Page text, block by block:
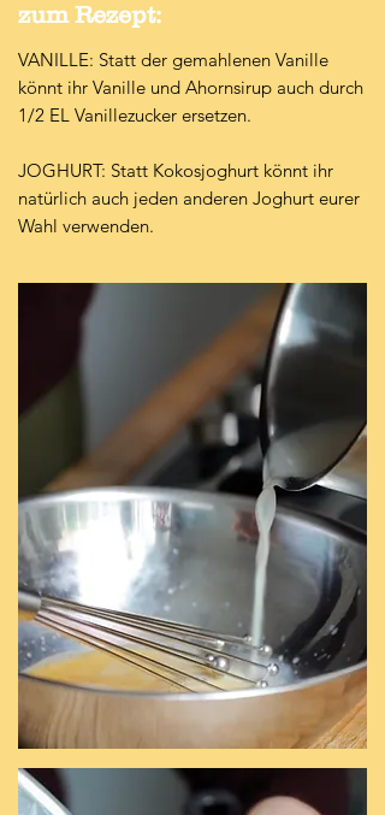
zum Rezept:
VANILLE: Statt der gemahlenen Vanille
könnt ihr Vanille und Ahornsirup auch durch
1/2 EL Vanillezucker ersetzen.
JOGHURT: Statt Kokosjoghurt könnt ihr
natürlich auch jeden anderen Joghurt eurer
Wahl verwenden.